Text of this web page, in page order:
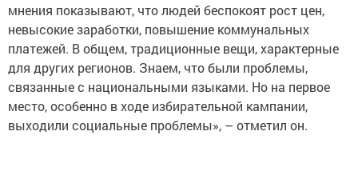
мнения показывают, что людей беспокоят рост цен,
невысокие заработки, повышение коммунальных
платежей. В общем, традиционные вещи, характерные
для других регионов. Знаем, что были проблемы,
связанные с национальными языками. Но на первое
место, особенно в ходе избирательной кампании,
выходили социальные проблемы», – отметил он.